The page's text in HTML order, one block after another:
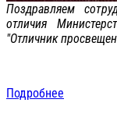
Поздравляем
отличия
"Отличник
Подробнее